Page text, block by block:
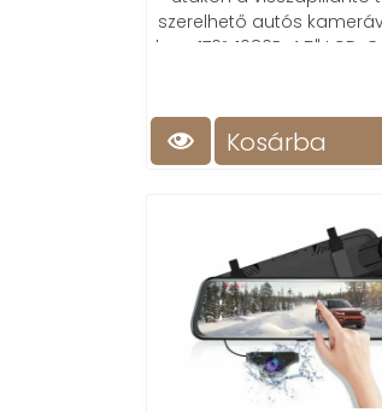
szerelhető autós
lens, 170º, 1080P, 4.5" LCD,
Kosárba